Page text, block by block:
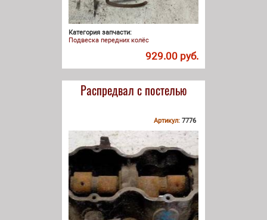
Категория запчасти:
Подвеска передних колёс
929.00 руб.
Распредвал с постелью
Артикул: 7776